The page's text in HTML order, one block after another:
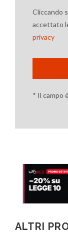
Cliccando
accettato
privacy
* Il campo
ALTRI